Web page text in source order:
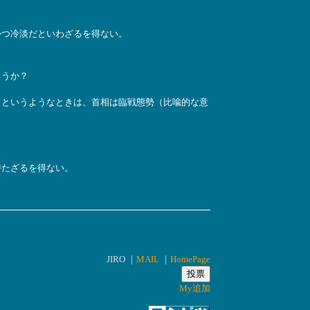
冷淡だといわざるを得ない。
か？
いうようなときは、首相は臨戦態勢（比喩的な意
ざるを得ない。
JIRO ｜ MAIL ｜ HomePage
My追加